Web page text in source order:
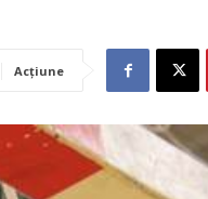
Acțiune